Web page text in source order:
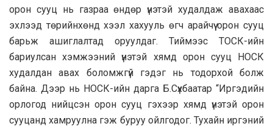
орон сууц нь газраа өндөр үнэтэй худалдаж авахаас
эхлээд төрийнхөнд хээл хахууль өгч арайчүү орон сууц
барьж ашиглалтад оруулдаг. Тиймээс ТОСК-ийн
бариулсан хэмжээний үнэтэй хямд орон сууц НОСК
худалдан авах боломжгүй гэдэг нь тодорхой болж
байна. Дээр нь НОСК-ийн дарга Б.Сүхбаатар “Иргэдийн
орлогод нийцсэн орон сууц гэхээр хямд үнэтэй орон
сууцанд хамруулна гэж буруу ойлгодог. Тухайн иргэний